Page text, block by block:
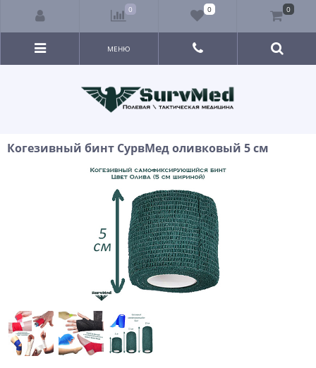
МЕНЮ
Когезивный бинт СурвМед оливковый 5 см
0 0 0